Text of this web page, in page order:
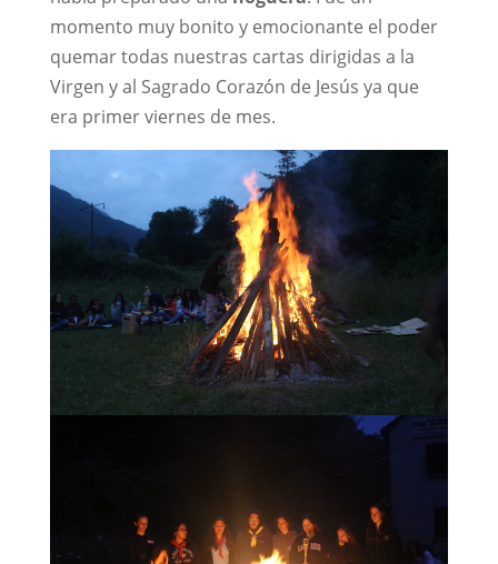
momento muy bonito y emocionante el poder
quemar todas nuestras cartas dirigidas a la
Virgen y al Sagrado Corazón de Jesús ya que
era primer viernes de mes.